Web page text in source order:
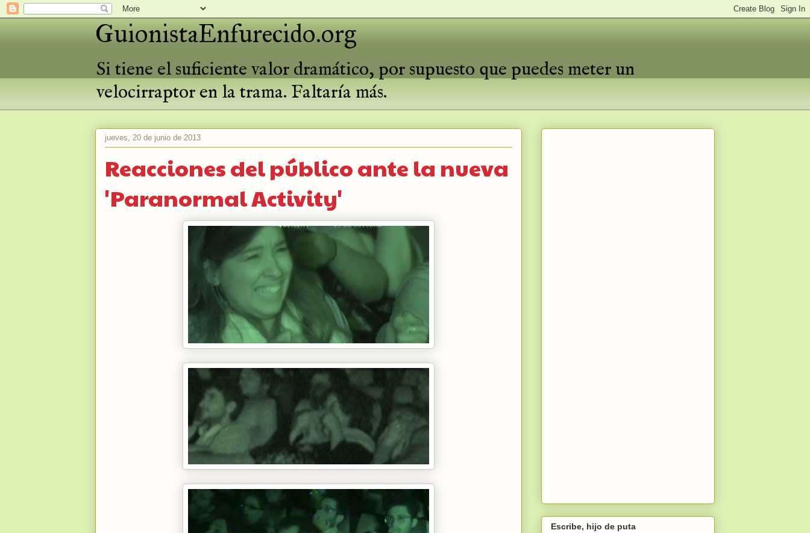
GuionistaEnfurecido.org
Si tiene el suficiente valor dramático, por supuesto que puedes meter un
velocirraptor en la trama. Faltaría más.
jueves, 20 de junio de 2013
Reacciones del público ante la nueva
'Paranormal Activity'
Escribe, hijo de puta